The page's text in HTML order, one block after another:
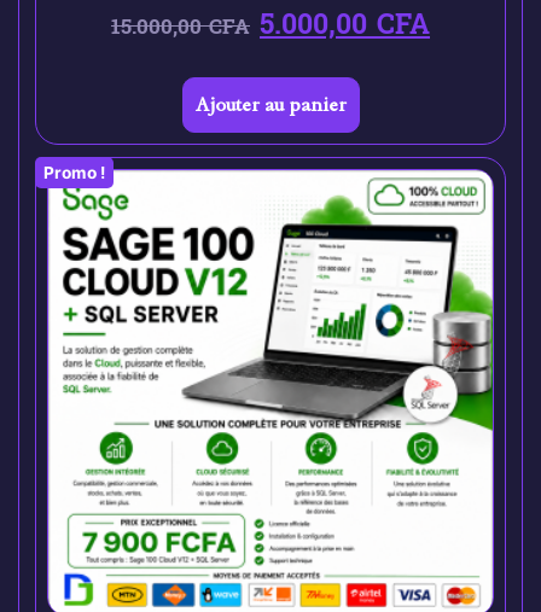
15.000,00CFA 5.000,00CFA
Ajouter au panier
Promo !